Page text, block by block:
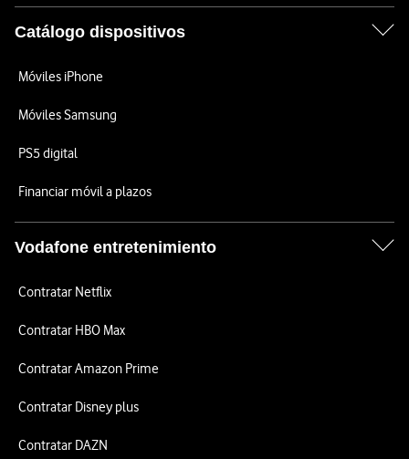
Catálogo dispositivos
Móviles iPhone
Móviles Samsung
PS5 digital
Financiar móvil a plazos
Vodafone entretenimiento
Contratar Netflix
Contratar HBO Max
Contratar Amazon Prime
Contratar Disney plus
Contratar DAZN